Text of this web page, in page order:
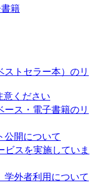
籍
ストセラー本）のリ
ください
ース・電子書籍のリ
公開について
ビスを実施していま
学外者利用について